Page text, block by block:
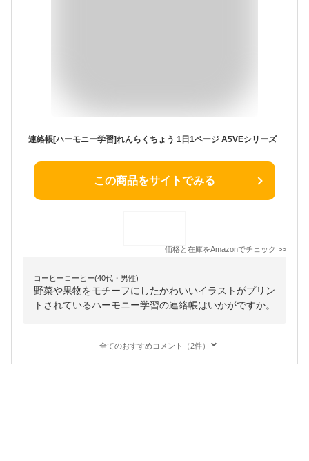
連絡帳[ハーモニー学習]れんらくちょう 1日1ページ A5VEシリーズ
この商品をサイトでみる
価格と在庫をAmazonでチェック >>
コーヒーコーヒー(40代・男性)
野菜や果物をモチーフにしたかわいいイラストがプリン
トされているハーモニー学習の連絡帳はいかがですか。
全てのおすすめコメント（2件）